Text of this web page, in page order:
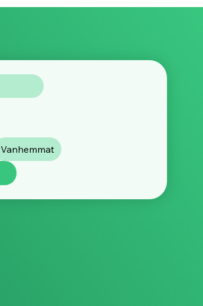
Vanhemmat